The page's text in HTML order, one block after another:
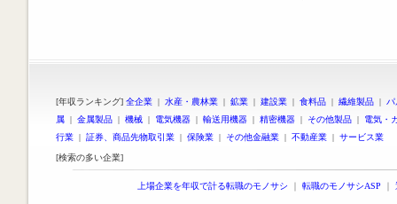
[年収ランキング] 全企業 | 水産・農林業 | 鉱業 | 建設業 | 食料品 | 繊維製品 |
属 | 金属製品 | 機械 | 電気機器 | 輸送用機器 | 精密機器 | その他製品 | 電気・
行業 | 証券、商品先物取引業 | 保険業 | その他金融業 | 不動産業 | サービス業
[検索の多い企業]
上場企業を年収で計る転職のモノサシ ｜ 転職のモノサシASP ｜